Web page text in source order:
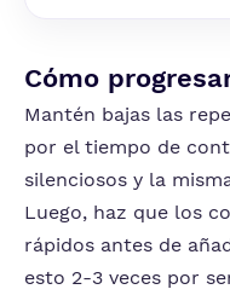
Cómo
Mantén bajas las
por el tiempo de
silenciosos y la
Luego, haz que los
rápidos antes de
esto 2-3 veces por